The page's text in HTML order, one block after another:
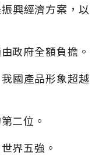
興經濟方案，以
政府全額負擔。
國產品形象超越
二位。
界五強。